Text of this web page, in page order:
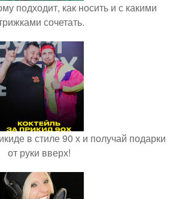
подходит, как носить и с какими
сочетать.
в стиле 90 х и получай подарки
от руки вверх!